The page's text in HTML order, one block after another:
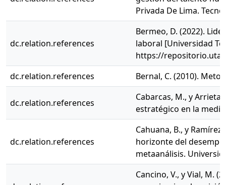
Privada De Lima.
dc.relation.references
Bermeo, D. (2022).
laboral [Universidad
https://
dc.relation.references
Bernal, C. (2010).
dc.relation.references
Cabarcas, M., y
estratégico en la
dc.relation.references
Cahuana, B., y
horizonte del
metaanálisis.
Cancino, V., y Vial, M.